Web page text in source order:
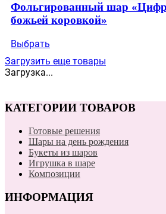
Фольгированный шар
божьей коровкой»
Выбрать
Загрузить еще товары
Загрузка...
КАТЕГОРИИ ТОВАРОВ
Готовые решения
Шары на день рождения
Букеты из шаров
Игрушка в шаре
Композиции
ИНФОРМАЦИЯ